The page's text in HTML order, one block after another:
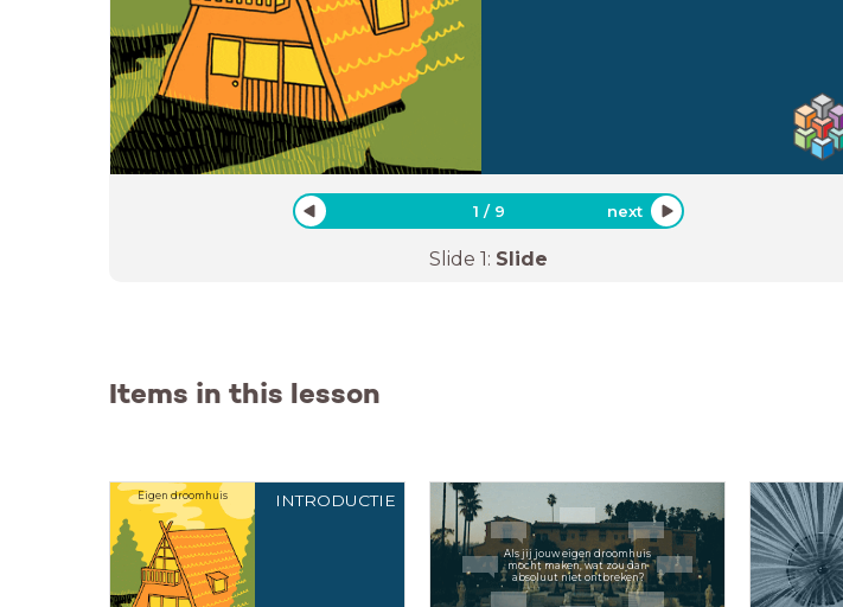
1 / 9 next
Slide 1: Slide
Items in this lesson
INTRODUCTIE
Eigen droomhuis
Als jij jouw eigen droomhuis
mocht maken, wat zou dan
absoluut niet ontbreken?